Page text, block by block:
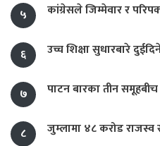
५
कांग्रेसले जिम्मेवार र
६ उच्च शिक्षा सुधारबारे
७ पाटन बारका तीन समूहबीच
८ जुम्लामा ४८ करोड